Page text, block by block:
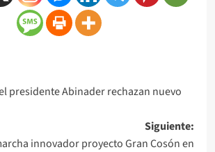
presidente Abinader rechazan nuevo
Siguiente:
innovador proyecto Gran Cosón en